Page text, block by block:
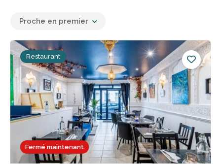
Proche en premier
Fermé maintenant
Restaurant